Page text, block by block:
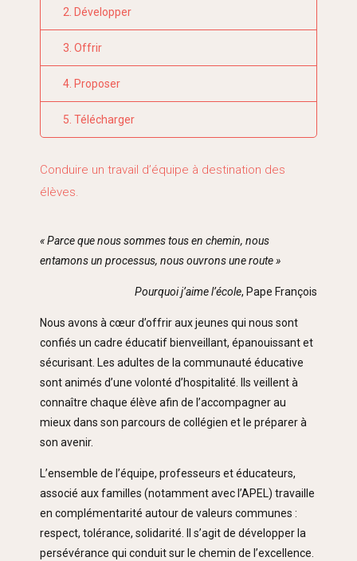
2. Développer
3. Offrir
4. Proposer
5. Télécharger
Conduire un travail d’équipe à destination des
élèves.
« Parce que nous sommes tous en chemin, nous
entamons un processus, nous ouvrons une route »
Pourquoi j’aime l’école, Pape François
Nous avons à cœur d’offrir aux jeunes qui nous sont
confiés un cadre éducatif bienveillant, épanouissant et
sécurisant. Les adultes de la communauté éducative
sont animés d’une volonté d’hospitalité. Ils veillent à
connaître chaque élève afin de l’accompagner au
mieux dans son parcours de collégien et le préparer à
son avenir.
L’ensemble de l’équipe, professeurs et éducateurs,
associé aux familles (notamment avec l’APEL) travaille
en complémentarité autour de valeurs communes :
respect, tolérance, solidarité. Il s’agit de développer la
persévérance qui conduit sur le chemin de l’excellence.